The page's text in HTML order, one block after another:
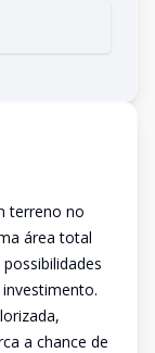
terreno no
área total
a chance de